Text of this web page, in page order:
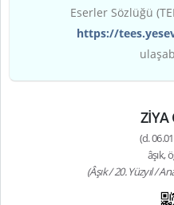
Eserler Sözlüğü
https://
ZİYA
(d.
âşık,
(Âşık / 20. Yüzyıl /